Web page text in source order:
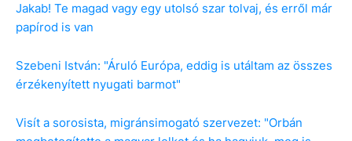
Jakab! Te magad vagy egy utolsó szar tolvaj, és erről már
papírod is van
Szebeni István: "Áruló Európa, eddig is utáltam az összes
érzékenyített nyugati barmot"
Visít a sorosista, migránsimogató szervezet: "Orbán